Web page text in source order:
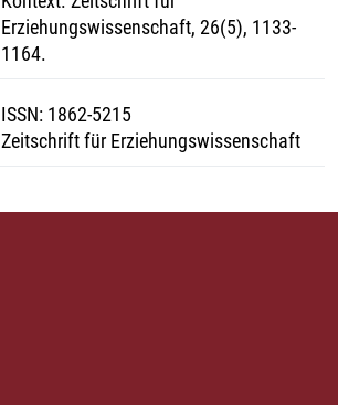
Erziehungswissenschaft, 26(5), 1133-
1164.
ISSN: 1862-5215
Zeitschrift für Erziehungswissenschaft